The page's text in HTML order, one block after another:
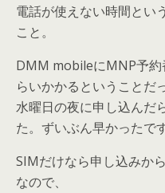
電話が使えない時間とい
こと。
DMM mobileにMNP予約
らいかかるということだ
水曜日の夜に申し込んだ
た。ずいぶん早かったです
SIMだけなら申し込みか
なので、